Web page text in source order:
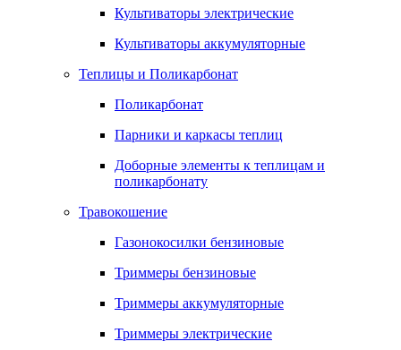
Культиваторы электрические
Культиваторы аккумуляторные
Теплицы и Поликарбонат
Поликарбонат
Парники и каркасы теплиц
Доборные элементы к теплицам и
поликарбонату
Травокошение
Газонокосилки бензиновые
Триммеры бензиновые
Триммеры аккумуляторные
Триммеры электрические